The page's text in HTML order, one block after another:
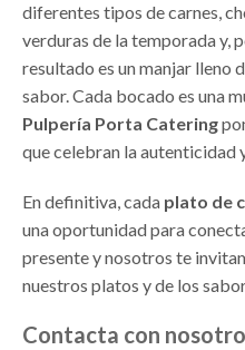
diferentes tipos de carnes,
verduras de la temporada y,
resultado es un manjar lleno
sabor. Cada bocado es una
Pulpería Porta Catering
que celebran la autenticidad
En definitiva, cada plato de
una oportunidad para
presente y nosotros te
nuestros platos y de los
Contacta con